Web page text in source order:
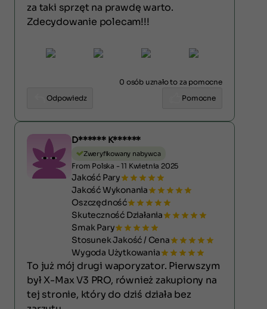
za taki sprzęt na prawdę warto.
Zdecydowanie polecam!!!
0 osób uznało to za pomocne
Odpowiedz
Pomocne
D****** K******
Zweryfikowany nabywca
From Polska - 11 Kwietnia 2025
Jakość Pary
Jakość Wykonania
Oszczędność
Skuteczność Działania
Smak Pary
Stosunek Jakość / Cena
Wygoda Użytkowania
To już mój drugi waporyzator. Pierwszym
był X-Max V3 PRO, również zakupiony na
tej stronie, który do dziś działa bez